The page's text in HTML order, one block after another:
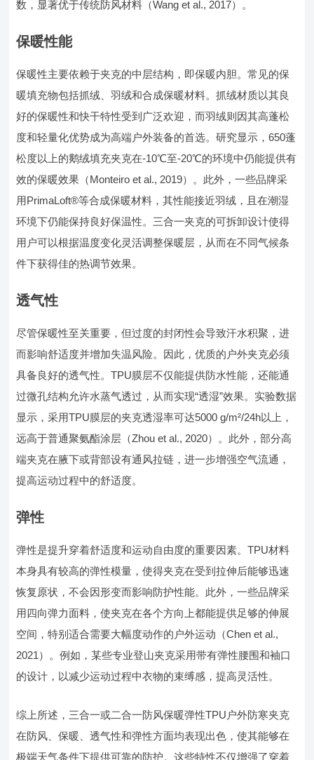
数，显著优于传统防风材料（Wang et al., 2017）。
保暖性能
保暖性主要依赖于夹克的中层结构，即保暖内胆。常见的保
暖填充物包括抓绒、羽绒和合成保暖材料。抓绒材质以其良
好的保暖性和快干特性受到广泛欢迎，而羽绒则因其高蓬松
度和轻量化优势成为高端户外装备的首选。研究显示，650蓬
松度以上的鹅绒填充夹克在-10℃至-20℃的环境中仍能提供有
效的保暖效果（Monteiro et al., 2019）。此外，一些品牌采
用PrimaLoft®等合成保暖材料，其性能接近羽绒，且在潮湿
环境下仍能保持良好保温性。三合一夹克的可拆卸设计使得
用户可以根据温度变化灵活调整保暖层，从而在不同气候条
件下获得佳的热调节效果。
透气性
尽管保暖性至关重要，但过度的封闭性会导致汗水积聚，进
而影响舒适度并增加失温风险。因此，优质的户外夹克必须
具备良好的透气性。TPU膜层不仅能提供防水性能，还能通
过微孔结构允许水蒸气透过，从而实现“透湿”效果。实验数据
显示，采用TPU膜层的夹克透湿率可达5000 g/m²/24h以上，
远高于普通聚氨酯涂层（Zhou et al., 2020）。此外，部分高
端夹克在腋下或背部设有通风拉链，进一步增强空气流通，
提高运动过程中的舒适度。
弹性
弹性是提升穿着舒适度和运动自由度的重要因素。TPU材料
本身具有较高的弹性模量，使得夹克在受到拉伸后能够迅速
恢复原状，不会因形变而影响防护性能。此外，一些品牌采
用四向弹力面料，使夹克在各个方向上都能提供足够的伸展
空间，特别适合需要大幅度动作的户外运动（Chen et al.,
2021）。例如，某些专业登山夹克采用带有弹性腰围和袖口
的设计，以减少运动过程中衣物的束缚感，提高灵活性。
综上所述，三合一或二合一防风保暖弹性TPU户外防寒夹克
在防风、保暖、透气性和弹性方面均表现出色，使其能够在
极端天气条件下提供可靠的防护。这些特性不仅增强了穿着